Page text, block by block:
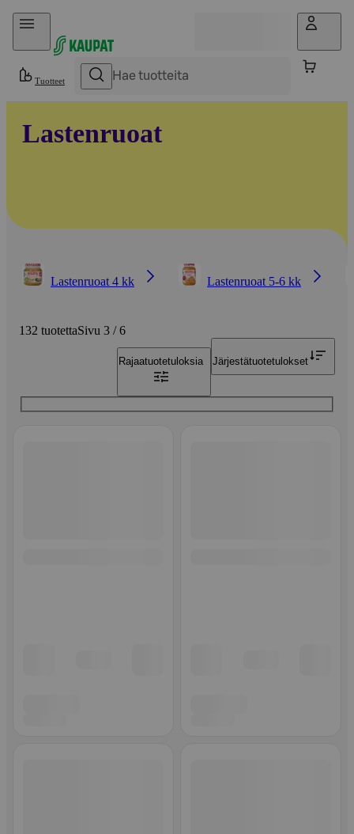
Hyppää sisältöön
Tuotteet
Lastenruoat
Lastenruoat 4 kk Lastenruoat 5-6 kk
132 tuotettaSivu 3 / 6
Rajaatuotetuloksia Järjestätuotetulokset